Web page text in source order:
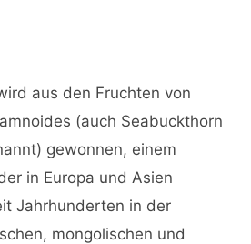
aus den Fruchten von
(auch Seabuckthorn
gewonnen, einem
in Europa und Asien
Jahrhunderten in der
mongolischen und